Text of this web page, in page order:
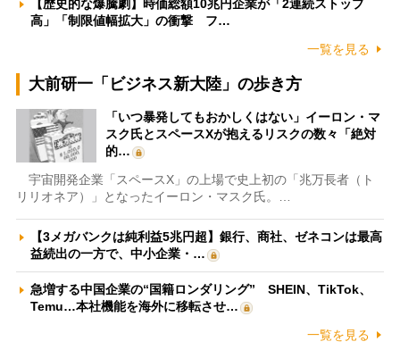
【歴史的な爆騰劇】時価総額10兆円企業が「2連続ストップ
高」「制限値幅拡大」の衝撃 フ…
一覧を見る
大前研一「ビジネス新大陸」の歩き方
「いつ暴発してもおかしくはない」イーロン・マ
スク氏とスペースXが抱えるリスクの数々「絶対
的…
宇宙開発企業「スペースX」の上場で史上初の「兆万長者（ト
リリオネア）」となったイーロン・マスク氏。…
【3メガバンクは純利益5兆円超】銀行、商社、ゼネコンは最高
益続出の一方で、中小企業・…
急増する中国企業の“国籍ロンダリング” SHEIN、TikTok、
Temu…本社機能を海外に移転させ…
一覧を見る